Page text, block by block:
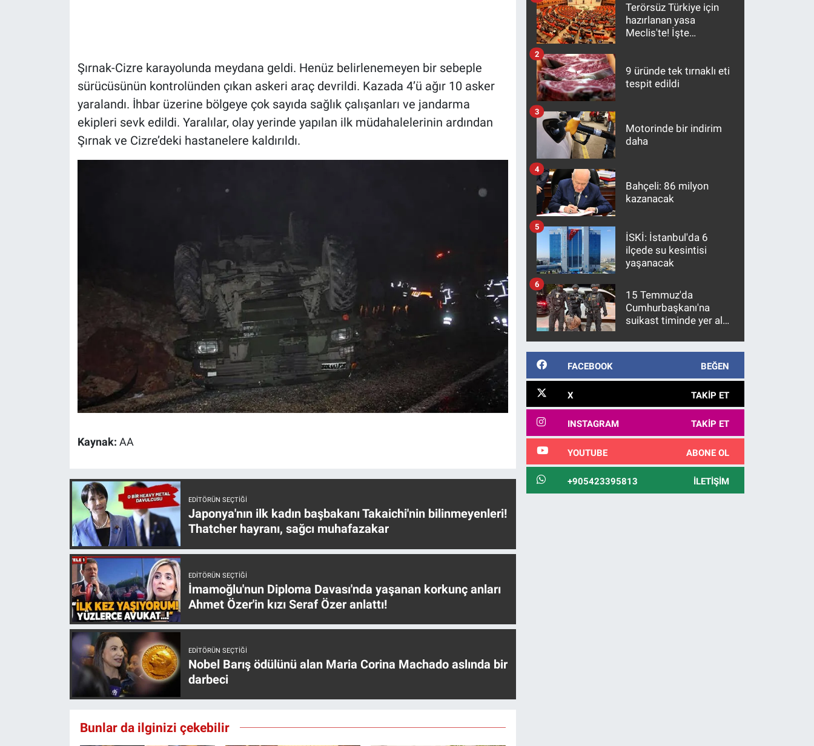
Şırnak-Cizre karayolunda meydana geldi. Henüz belirlenemeyen bir sebeple
sürücüsünün kontrolünden çıkan askeri araç devrildi. Kazada 4’ü ağır 10 asker
yaralandı. İhbar üzerine bölgeye çok sayıda sağlık çalışanları ve jandarma
ekipleri sevk edildi. Yaralılar, olay yerinde yapılan ilk müdahalelerinin ardından
Şırnak ve Cizre’deki hastanelere kaldırıldı.
Kaynak: AA
EDITÖRÜN SEÇTIĞI
Japonya'nın ilk kadın başbakanı Takaichi'nin bilinmeyenleri!
Thatcher hayranı, sağcı muhafazakar
EDITÖRÜN SEÇTIĞI
İmamoğlu'nun Diploma Davası'nda yaşanan korkunç anları
Ahmet Özer'in kızı Seraf Özer anlattı!
EDITÖRÜN SEÇTIĞI
Nobel Barış ödülünü alan Maria Corina Machado aslında bir
darbeci
Bunlar da ilginizi çekebilir
Terörsüz Türkiye için
hazırlanan yasa
Meclis'te! İşte
9 üründe tek tırnaklı eti
tespit edildi
2
Motorinde bir indirim
daha
3
Bahçeli: 86 milyon
kazanacak
4
İSKİ: İstanbul'da 6
ilçede su kesintisi
yaşanacak
5
15 Temmuz'da
Cumhurbaşkanı'na
suikast timinde yer alan
10 yıl sonra yakalandı
6
FACEBOOK BEĞEN
X TAKIP ET
INSTAGRAM TAKIP ET
YOUTUBE ABONE OL
+905423395813 İLETIŞIM
Türkiye'nin Gündemi
Yerel Gündem
Yerel Yaşam
Canlı Yayın